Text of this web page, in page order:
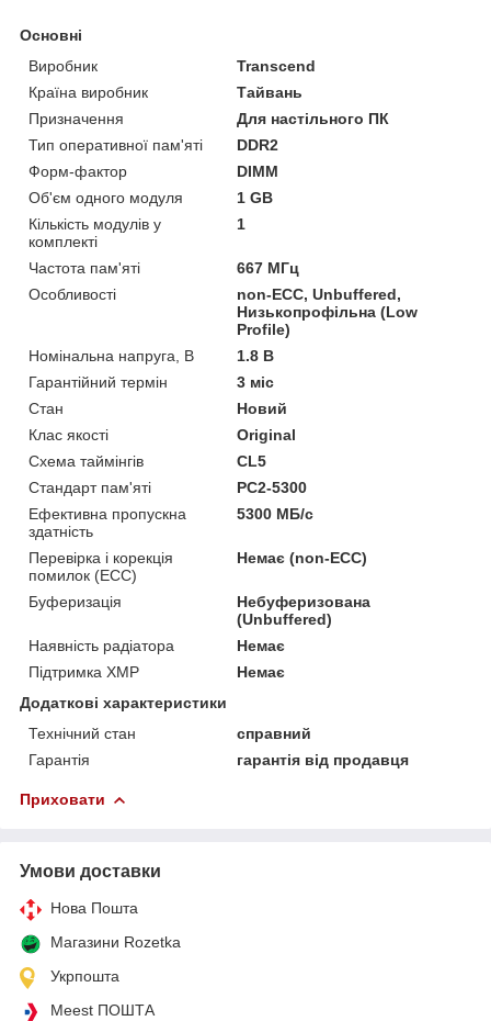
Основні
Виробник
Transcend
Країна виробник
Тайвань
Призначення
Для настільного ПК
Тип оперативної пам'яті
DDR2
Форм-фактор
DIMM
Об'єм одного модуля
1 GB
Кількість модулів у
комплекті
1
Частота пам'яті
667 МГц
Особливості
non-ECC, Unbuffered,
Низькопрофільна (Low
Profile)
Номінальна напруга, В
1.8 В
Гарантійний термін
3 міс
Стан
Новий
Клас якості
Original
Схема таймінгів
CL5
Стандарт пам'яті
PC2-5300
Ефективна пропускна
здатність
5300 МБ/с
Перевірка і корекція
помилок (ECC)
Немає (non-ECC)
Буферизація
Небуферизована
(Unbuffered)
Наявність радіатора
Немає
Підтримка XMP
Немає
Додаткові характеристики
Технічний стан
справний
Гарантія
гарантія від продавця
Приховати
Умови доставки
Нова Пошта
Магазини Rozetka
Укрпошта
Meest ПОШТА